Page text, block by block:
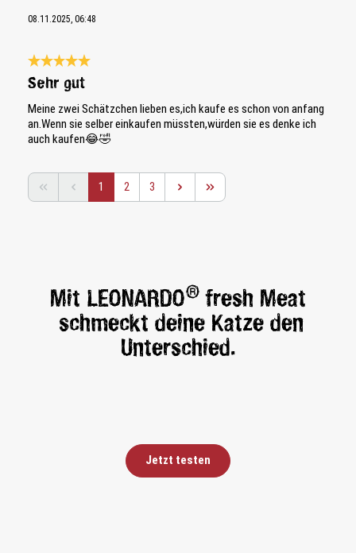
08.11.2025, 06:48
Bewertung mit 5 von 5 Sternen
Sehr gut
Meine zwei Schätzchen lieben es,ich kaufe es schon von anfang
an.Wenn sie selber einkaufen müssten,würden sie es denke ich
auch kaufen😂🤣
Seite
1 Seite
2 Seite
3
Mit LEONARDO® fresh Meat
schmeckt deine Katze den
Unterschied.
Jetzt testen